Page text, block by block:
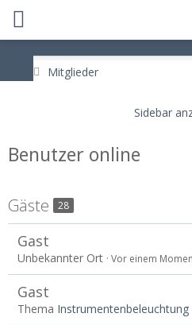
Mitglieder
Benutzer online
Gäste 28
Gast
Unbekannter Ort Vor einem
Gast
Thema Instrumentenbeleuchtung